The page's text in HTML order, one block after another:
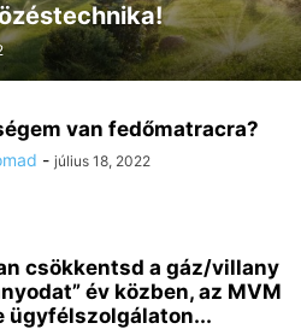
van fedőmatracra?
- július 18, 2022
csökkentsd a gáz/villany
év közben, az MVM
ügyfélszolgálaton...